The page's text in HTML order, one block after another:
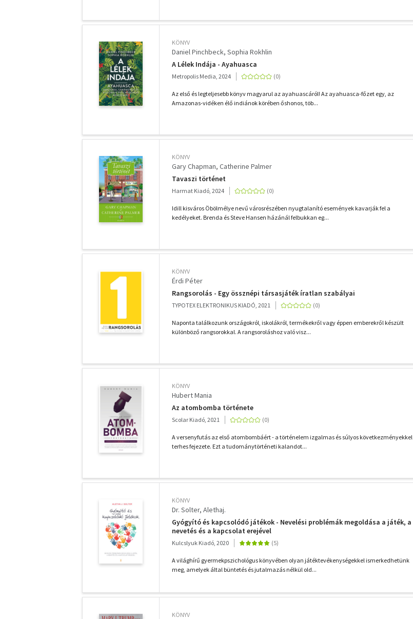
KÖNYV
Daniel Pinchbeck Sophia Rokhlin
A Lélek Indája - Ayahuasca
Metropolis Media, 2024
Az első és legteljesebb könyv magyarul az ayahuascáról! Az ayahuasca-főzet egy, az
Amazonas-vidéken élő indiánok körében őshonos, töb...
KÖNYV
Gary Chapman Catherine Palmer
Tavaszi történet
Harmat Kiadó, 2024
Idill kisváros Öbölmélye nevű városrészében nyugtalanító események kavarják fel a
kedélyeket. Brenda és Steve Hansen házánál felbukkan eg...
KÖNYV
Érdi Péter
Rangsorolás - Egy össznépi társasjáték íratlan szabályai
TYPOTEX ELEKTRONIKUS KIADÓ, 2021
Naponta találkozunk országokról, iskolákról, termékekről vagy éppen emberekről készült
különböző rangsorokkal. A rangsoroláshoz való visz...
KÖNYV
Hubert Mania
Az atombomba története
Scolar Kiadó, 2021
A versenyfutás az első atombombáért - a történelem izgalmas és súlyos következményekkel
terhes fejezete. Ezt a tudománytörténeti kalandot...
KÖNYV
Dr. Solter, Alethaj.
Gyógyító és kapcsolódó játékok - Nevelési problémák megoldása a játék, a
nevetés és a kapcsolat erejével
Kulcslyuk Kiadó, 2020
A világhírű gyermekpszichológus könyvében olyan játéktevékenységekkel ismerkedhetünk
meg, amelyek által büntetés és jutalmazás nélkül old...
KÖNYV